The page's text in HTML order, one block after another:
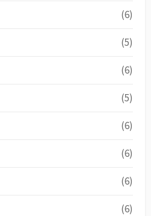
(6)
(5)
(6)
(5)
(6)
(6)
(6)
(6)